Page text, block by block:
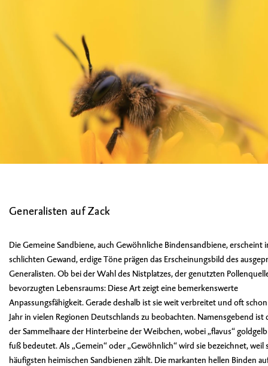
Generalisten auf Zack
Die Gemeine Sandbiene, auch Gewöhnliche Bindensandbiene, erscheint
schlichten Gewand, erdige Töne prägen das Erscheinungsbild des
Generalisten. Ob bei der Wahl des Nistplatzes, der genutzten
bevorzugten Lebensraums: Diese Art zeigt eine bemerkenswerte
Anpassungsfähigkeit. Gerade deshalb ist sie weit verbreitet und oft
Jahr in vielen Regionen Deutschlands zu beobachten. Namensgebend ist
der Sammelhaare der Hinterbeine der Weibchen, wobei „flavus“
fuß bedeutet. Als „Gemein“ oder „Gewöhnlich“ wird sie bezeichnet, weil
häufigsten heimischen Sandbienen zählt. Die markanten hellen Binden